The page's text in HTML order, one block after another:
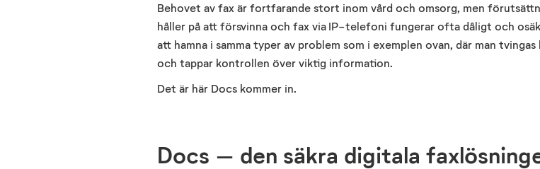
Behovet av fax är fortfarande stort inom vård och omsorg, men
håller på att försvinna och fax via IP-telefoni fungerar ofta dåligt och
att hamna i samma typer av problem som i exemplen ovan, där man
och tappar kontrollen över viktig information.
Det är här Docs kommer in.
Docs – den säkra digitala